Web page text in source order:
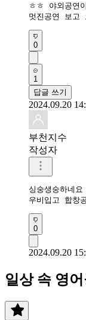
ㅎㅎ 야외공연
멋진공연 보고
0
1
답글 쓰기
2024.09.20
부천지수
작성자
싱숭생숭하네요
우비입고 합창
0
2024.09.20
일상 속 영